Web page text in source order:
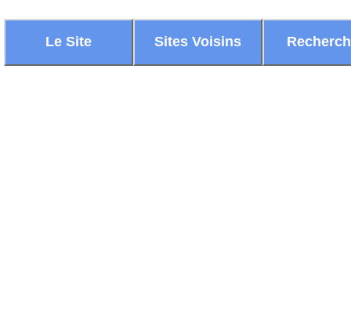
Le Site Sites Voisins